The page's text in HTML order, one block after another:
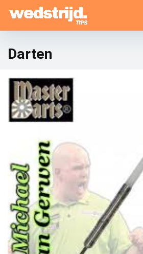
Darten